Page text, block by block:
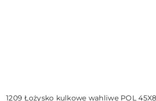
1209 Łożysko kulkowe wahliwe POL